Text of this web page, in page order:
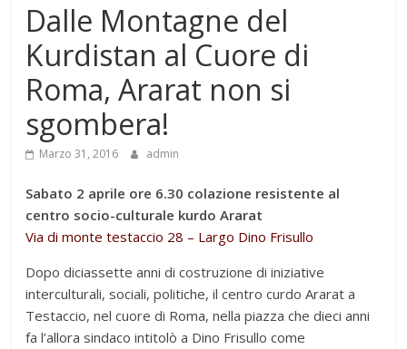
Dalle Montagne del
Kurdistan al Cuore di
Roma, Ararat non si
sgombera!
Marzo 31, 2016 admin
Sabato 2 aprile ore 6.30 colazione resistente al
centro socio-culturale kurdo Ararat
Via di monte testaccio 28 – Largo Dino Frisullo
Dopo diciassette anni di costruzione di iniziative
interculturali, sociali, politiche, il centro curdo Ararat a
Testaccio, nel cuore di Roma, nella piazza che dieci anni
fa l’allora sindaco intitolò a Dino Frisullo come